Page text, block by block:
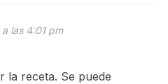
las 4:01 pm
la receta. Se puede